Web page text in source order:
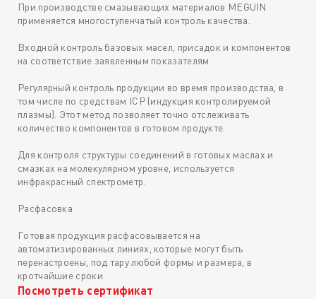
При производстве смазывающих материалов MEGUIN
применяется многоступенчатый контроль качества.
Входной контроль базовых масел, присадок и компонентов
на соответствие заявленным показателям.
Регулярный контроль продукции во время производства, в
том числе по средствам ICP (индукция контролируемой
плазмы). Этот метод позволяет точно отслеживать
количество компонентов в готовом продукте.
Для контроля структуры соединений в готовых маслах и
смазках на молекулярном уровне, используется
инфракрасный спектрометр.
Расфасовка
Готовая продукция расфасовывается на
автоматизированных линиях, которые могут быть
перенастроены, под тару любой формы и размера, в
кротчайшие сроки.
Посмотреть сертификат